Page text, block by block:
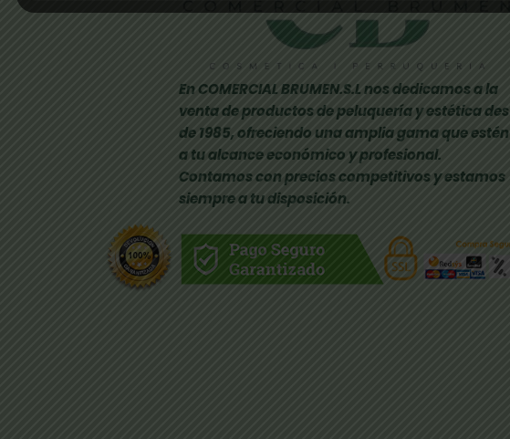
En COMERCIAL BRUMEN.S.L nos dedicamos a la
venta de productos de peluquería y estética des
de 1985, ofreciendo una amplia gama que estén
a tu alcance económico y profesional.
Contamos con precios competitivos y estamos
siempre a tu disposición.